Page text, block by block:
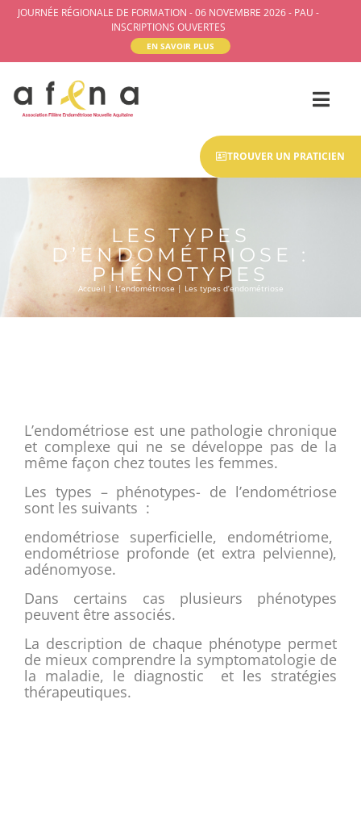
JOURNÉE RÉGIONALE DE FORMATION - 06 NOVEMBRE 2026 - PAU -
INSCRIPTIONS OUVERTES
EN SAVOIR PLUS
TROUVER UN PRATICIEN
LES TYPES
D’ENDOMÉTRIOSE :
PHÉNOTYPES
Accueil | L’endométriose | Les types d’endométriose
L’endométriose est une pathologie chronique
et complexe qui ne se développe pas de la
même façon chez toutes les femmes.
Les types – phénotypes- de l’endométriose
sont les suivants :
endométriose superficielle, endométriome,
endométriose profonde (et extra pelvienne),
adénomyose.
Dans certains cas plusieurs phénotypes
peuvent être associés.
La description de chaque phénotype permet
de mieux comprendre la symptomatologie de
la maladie, le diagnostic et les stratégies
thérapeutiques.